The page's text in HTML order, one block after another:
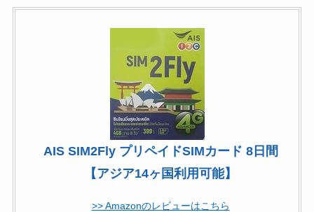
AIS SIM2Fly プリペイドSIMカード 8日間
【アジア14ヶ国利用可能】
>> Amazonのレビューはこちら